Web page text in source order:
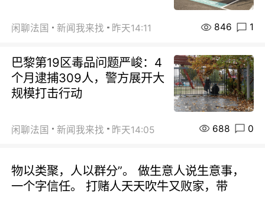
闲聊法国 新闻我来找 昨天14:11 846 1
巴黎第19区毒品问题严峻：4
个月逮捕309人，警方展开大
规模打击行动
闲聊法国 新闻我来找 昨天14:05 688 0
物以类聚，人以群分”。 做生意人说生意事，
一个字信任。 打赌人天天吹牛又败家，带